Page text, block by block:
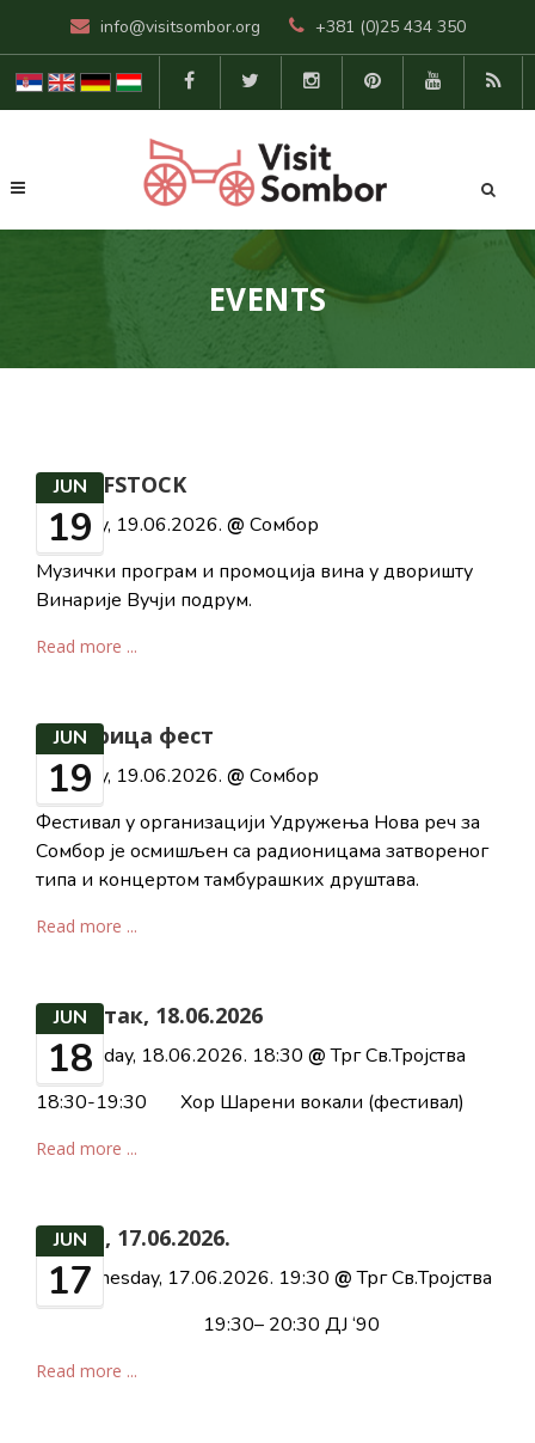
info@visitsombor.org +381 (0)25 434 350
EVENTS
JUN
19
WOOLFSTOCK
Friday, 19.06.2026. @ Сомбор
Музички програм и промоција вина у дворишту
Винарије Вучји подрум.
Read more ...
JUN
19
Сомбрица фест
Friday, 19.06.2026. @ Сомбор
Фестивал у организацији Удружења Нова реч за
Сомбор је осмишљен са радионицама затвореног
типа и концертом тамбурашких друштава.
Read more ...
JUN
18
Четвртак, 18.06.2026
Thursday, 18.06.2026. 18:30 @Трг Св.Тројства
18:30-19:30 Хор Шарени вокали (фестивал)
Read more ...
JUN
17
Среда, 17.06.2026.
Wednesday, 17.06.2026. 19:30 @Трг Св.Тројства
19:30– 20:30 ДЈ ‘90
Read more ...